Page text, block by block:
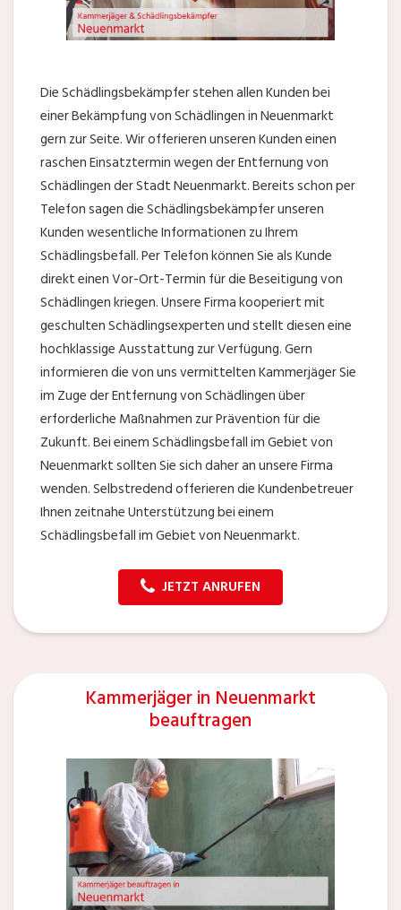
Die Schädlingsbekämpfer stehen allen Kunden bei
einer Bekämpfung von Schädlingen in Neuenmarkt
gern zur Seite. Wir offerieren unseren Kunden einen
raschen Einsatztermin wegen der Entfernung von
Schädlingen der Stadt Neuenmarkt. Bereits schon per
Telefon sagen die Schädlingsbekämpfer unseren
Kunden wesentliche Informationen zu Ihrem
Schädlingsbefall. Per Telefon können Sie als Kunde
direkt einen Vor-Ort-Termin für die Beseitigung von
Schädlingen kriegen. Unsere Firma kooperiert mit
geschulten Schädlingsexperten und stellt diesen eine
hochklassige Ausstattung zur Verfügung. Gern
informieren die von uns vermittelten Kammerjäger Sie
im Zuge der Entfernung von Schädlingen über
erforderliche Maßnahmen zur Prävention für die
Zukunft. Bei einem Schädlingsbefall im Gebiet von
Neuenmarkt sollten Sie sich daher an unsere Firma
wenden. Selbstredend offerieren die Kundenbetreuer
Ihnen zeitnahe Unterstützung bei einem
Schädlingsbefall im Gebiet von Neuenmarkt.
JETZT ANRUFEN
Kammerjäger in Neuenmarkt
beauftragen